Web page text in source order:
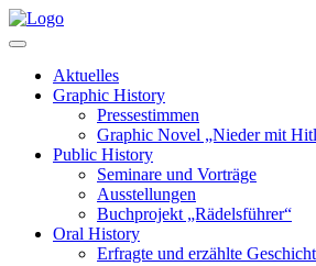
Aktuelles
Graphic History
Pressestimmen
Graphic Novel „Nieder mit
Public History
Seminare und Vorträge
Ausstellungen
Buchprojekt „Rädelsführer“
Oral History
Erfragte und erzählte